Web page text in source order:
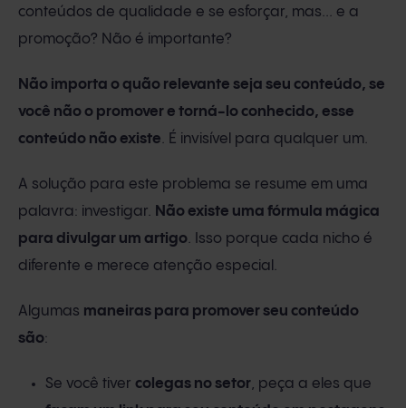
conteúdos de qualidade e se esforçar, mas... e a
promoção? Não é importante?
Não importa o quão relevante seja seu conteúdo, se
você não o promover e torná-lo conhecido, esse
conteúdo não existe. É invisível para qualquer um.
A solução para este problema se resume em uma
palavra: investigar. Não existe uma fórmula mágica
para divulgar um artigo. Isso porque cada nicho é
diferente e merece atenção especial.
Algumas maneiras para promover seu conteúdo
são:
Se você tiver colegas no setor, peça a eles que